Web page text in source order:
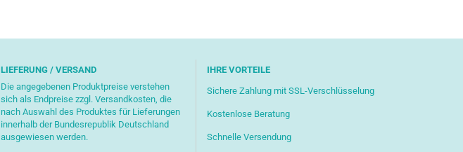
LIEFERUNG / VERSAND
Die angegebenen Produktpreise verstehen
sich als Endpreise zzgl. Versandkosten, die
nach Auswahl des Produktes für Lieferungen
innerhalb der Bundesrepublik Deutschland
ausgewiesen werden.
IHRE VORTEILE
Sichere Zahlung mit SSL-Verschlüsselung
Kostenlose Beratung
Schnelle Versendung